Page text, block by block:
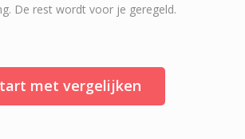
De rest wordt voor je geregeld.
met vergelijken